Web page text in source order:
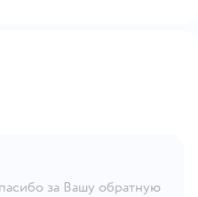
за Вашу обратную